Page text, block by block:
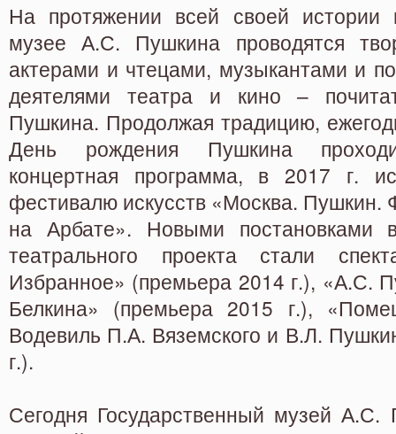
На протяжении всей своей истории
музее А.С. Пушкина проводятся
актерами и чтецами, музыкантами и
деятелями театра и кино –
Пушкина. Продолжая традицию,
День рождения Пушкина
концертная программа, в 2017 г.
фестивалю искусств «Москва. Пушкин.
на Арбате». Новыми постановками
театрального проекта стали
Избранное» (премьера 2014 г.), «А.С.
Белкина» (премьера 2015 г.),
Водевиль П.А. Вяземского и В.Л.
г.).
Сегодня Государственный музей